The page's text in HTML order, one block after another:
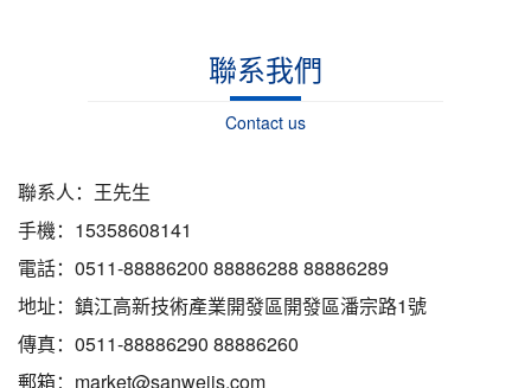
聯系我們
Contact us
聯系人：王先生
手機：15358608141
電話：0511-88886200 88886288 88886289
地址：鎮江高新技術產業開發區開發區潘宗路1號
傳真：0511-88886290 88886260
郵箱：market@sanweijs.com